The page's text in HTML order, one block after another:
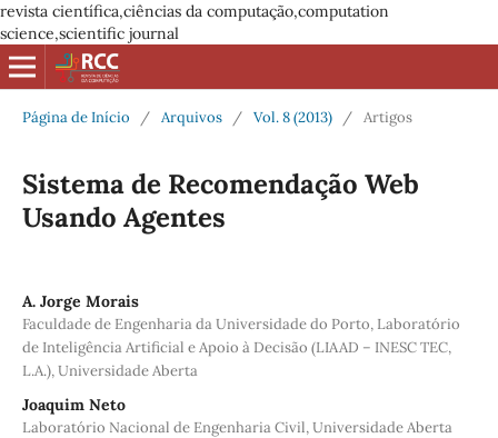
revista científica,ciências da computação,computation
science,scientific journal
Página de Início / Arquivos / Vol. 8 (2013) / Artigos
Sistema de Recomendação Web
Usando Agentes
A. Jorge Morais
Faculdade de Engenharia da Universidade do Porto, Laboratório
de Inteligência Artificial e Apoio à Decisão (LIAAD – INESC TEC,
L.A.), Universidade Aberta
Joaquim Neto
Laboratório Nacional de Engenharia Civil, Universidade Aberta